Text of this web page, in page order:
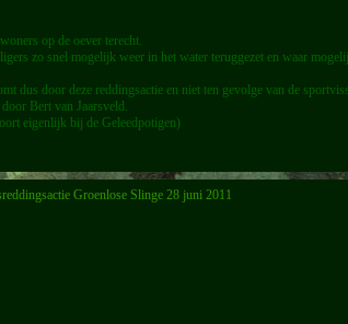
op de oever terecht.
zo snel mogelijk weer in het water teruggezet en waar
dus door deze reddingsactie en niet ten gevolge van de
Bert van Jaarsveld.
eigenlijk bij de Geleedpotigen)
Groenlose Slinge 28 juni 2011